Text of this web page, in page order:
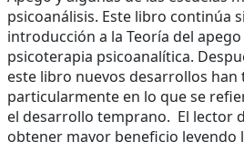
psicoanálisis. Este libro continúa
introducción a la Teoría del
psicoterapia psicoanalítica.
este libro nuevos desarrollos han
particularmente en lo que se
el desarrollo temprano. El lector
obtener mayor beneficio leyendo